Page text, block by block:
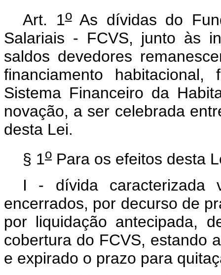
Art. 1oAs dívidas do
Salariais - FCVS, junto às
saldos devedores
financiamento
Sistema Financeiro da
novação, a ser celebrada
desta Lei.
§ 1o Para os efeitos desta
I - dívida caracterizada
encerrados, por decurso de
por liquidação antecipada,
cobertura do FCVS, estando
e expirado o prazo para